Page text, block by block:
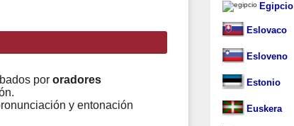
por oradores
y entonación
Egipcio
Eslovaco
Esloveno
Estonio
Euskera